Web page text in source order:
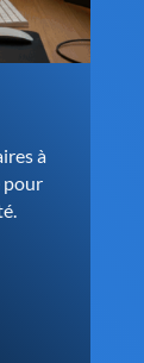
à
pour